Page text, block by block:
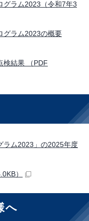
グラム2023（令和7年3
グラム2023の概要
検結果 （PDF
ラム2023」の2025年度
）
へ